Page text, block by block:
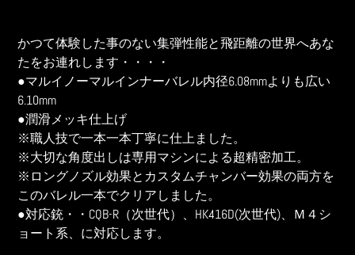
ー
ト
に
商
品
を
追
加
す
る
かつて体験した事のない集弾性能と飛距離の世界へあな
たをお連れします・・・・
●マルイノーマルインナーバレル内径6.08mmよりも広い
6.10mm
●潤滑メッキ仕上げ
※職人技で一本一本丁寧に仕上ました。
※大切な角度出しは専用マシンによる超精密加工。
※ロングノズル効果とカスタムチャンバー効果の両方を
このバレル一本でクリアしました。
●対応銃・・CQB-R（次世代）、HK416D(次世代)、Ｍ４シ
ョート系、に対応します。